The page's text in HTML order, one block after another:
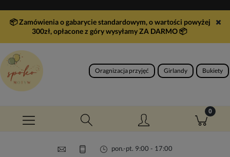
📦 Zamówienia o gabarycie standardowym, o wartości powyżej
300zł, opłacone z góry wysyłamy ZA DARMO📦
Oragnizacja przyjęć Girlandy Bukiety
pon.-pt. 9:00 - 17:00